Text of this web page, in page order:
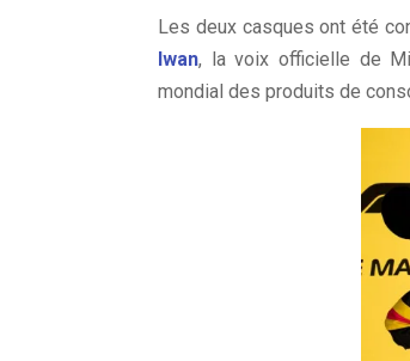
Les deux casques ont été
Iwan, la voix officielle de
mondial des produits de